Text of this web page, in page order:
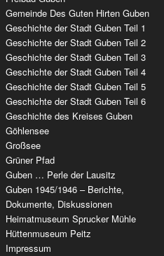
Gemeinde Des Guten Hirten Guben
Geschichte der Stadt Guben Teil 1
Geschichte der Stadt Guben Teil 2
Geschichte der Stadt Guben Teil 3
Geschichte der Stadt Guben Teil 4
Geschichte der Stadt Guben Teil 5
Geschichte der Stadt Guben Teil 6
Geschichte des Kreises Guben
Göhlensee
Großsee
Grüner Pfad
Guben … Perle der Lausitz
Guben 1945/1946 – Berichte,
Dokumente, Diskussionen
Heimatmuseum Sprucker Mühle
Hüttenmuseum Peitz
Impressum